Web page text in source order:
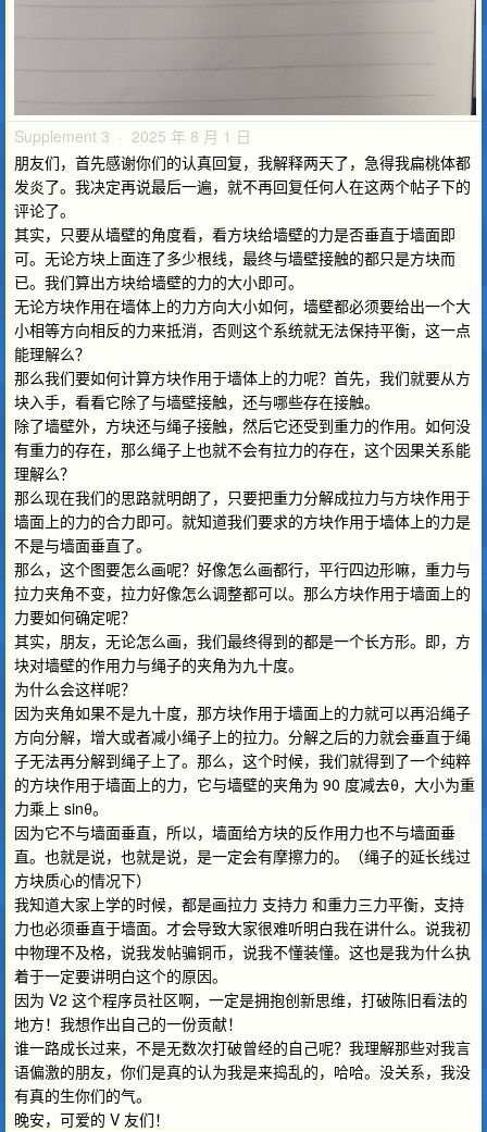
Supplement 3 · 2025 年 8 月 1 日
朋友们，首先感谢你们的认真回复，我解释两天了，急得我扁桃体都
发炎了。我决定再说最后一遍，就不再回复任何人在这两个帖子下的
评论了。
其实，只要从墙壁的角度看，看方块给墙壁的力是否垂直于墙面即
可。无论方块上面连了多少根线，最终与墙壁接触的都只是方块而
已。我们算出方块给墙壁的力的大小即可。
无论方块作用在墙体上的力方向大小如何，墙壁都必须要给出一个大
小相等方向相反的力来抵消，否则这个系统就无法保持平衡，这一点
能理解么？
那么我们要如何计算方块作用于墙体上的力呢？首先，我们就要从方
块入手，看看它除了与墙壁接触，还与哪些存在接触。
除了墙壁外，方块还与绳子接触，然后它还受到重力的作用。如何没
有重力的存在，那么绳子上也就不会有拉力的存在，这个因果关系能
理解么？
那么现在我们的思路就明朗了，只要把重力分解成拉力与方块作用于
墙面上的力的合力即可。就知道我们要求的方块作用于墙体上的力是
不是与墙面垂直了。
那么，这个图要怎么画呢？好像怎么画都行，平行四边形嘛，重力与
拉力夹角不变，拉力好像怎么调整都可以。那么方块作用于墙面上的
力要如何确定呢？
其实，朋友，无论怎么画，我们最终得到的都是一个长方形。即，方
块对墙壁的作用力与绳子的夹角为九十度。
为什么会这样呢？
因为夹角如果不是九十度，那方块作用于墙面上的力就可以再沿绳子
方向分解，增大或者减小绳子上的拉力。分解之后的力就会垂直于绳
子无法再分解到绳子上了。那么，这个时候，我们就得到了一个纯粹
的方块作用于墙面上的力，它与墙壁的夹角为 90 度减去θ，大小为重
力乘上 sinθ。
因为它不与墙面垂直，所以，墙面给方块的反作用力也不与墙面垂
直。也就是说，也就是说，是一定会有摩擦力的。（绳子的延长线过
方块质心的情况下）
我知道大家上学的时候，都是画拉力 支持力 和重力三力平衡，支持
力也必须垂直于墙面。才会导致大家很难听明白我在讲什么。说我初
中物理不及格，说我发帖骗铜币，说我不懂装懂。这也是我为什么执
着于一定要讲明白这个的原因。
因为 V2 这个程序员社区啊，一定是拥抱创新思维，打破陈旧看法的
地方！我想作出自己的一份贡献！
谁一路成长过来，不是无数次打破曾经的自己呢？我理解那些对我言
语偏激的朋友，你们是真的认为我是来捣乱的，哈哈。没关系，我没
有真的生你们的气。
晚安，可爱的 V 友们！